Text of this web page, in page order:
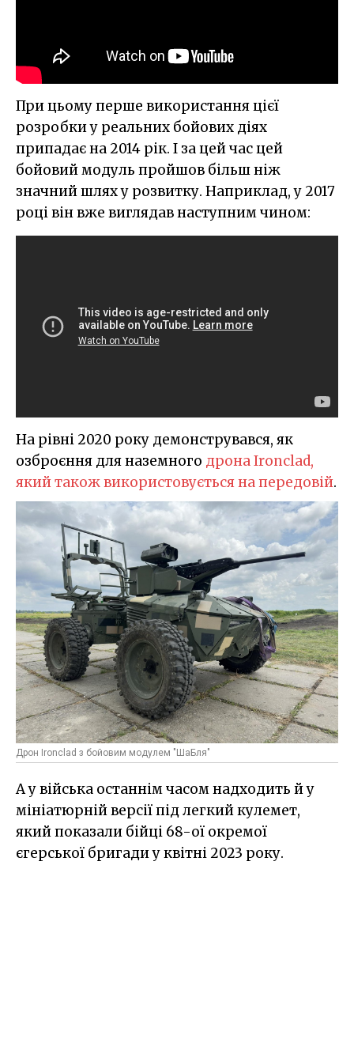
При цьому перше використання цієї
розробки у реальних бойових діях
припадає на 2014 рік. І за цей час цей
бойовий модуль пройшов більш ніж
значний шлях у розвитку. Наприклад, у 2017
році він вже виглядав наступним чином:
На рівні 2020 року демонструвався, як
озброєння для наземного дрона Ironclad,
який також використовується на передовій.
Дрон Ironclad з бойовим модулем "ШаБля"
А у війська останнім часом надходить й у
мініатюрній версії під легкий кулемет,
який показали бійці 68-ої окремої
єгерської бригади у квітні 2023 року.